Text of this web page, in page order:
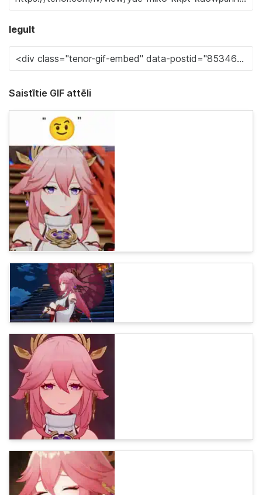
Iegult
Saistītie GIF attēli